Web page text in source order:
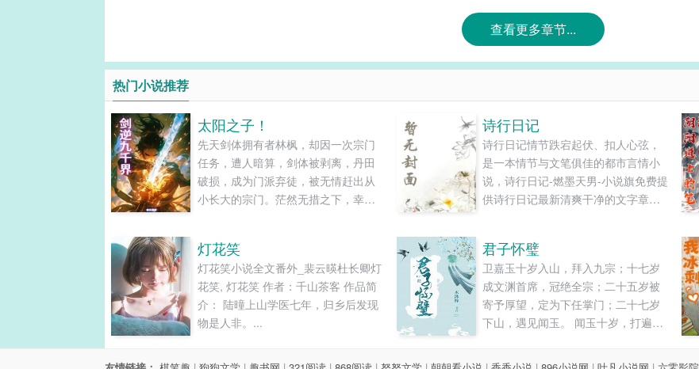
查看更多章节...
热门小说推荐
太阳之子！
先天剑体拥有者林枫，却因一次宗门
任务，遭人暗算，剑体被剥离，丹田
破损，成为门派弃徒，被无情赶出从
小长大的宗门。茫然无措之下，幸得
体。在人魔妖鬼仙神的诸天万界中，
杀出一天血路，剑逆九千界，林枫的
逆天之路，从天衍大陆开始…......
诗行日记
诗行日记情节跌宕起伏、扣人心弦，
是一本情节与文笔俱佳的都市言情小
说，诗行日记-燃墨天男-小说旗免费提
供诗行日记最新清爽干净的文字章节
灯花笑
灯花笑小说全文番外_裴云暎杜长卿灯
花笑, 灯花笑 作者：千山茶客 作品简
介： 陆曈上山学医七年，归乡后发现
物是人非。...
君子怀璧
卫嘉玉十岁入山，拜入九宗；十七岁
成文渊首席，冠绝全宗；二十五岁被
寄予厚望，定为下任掌门；二十七岁
下山，遇见闻玉。 闻玉十岁，打遍沂
山为王；二十岁回家，文弱秀雅的男